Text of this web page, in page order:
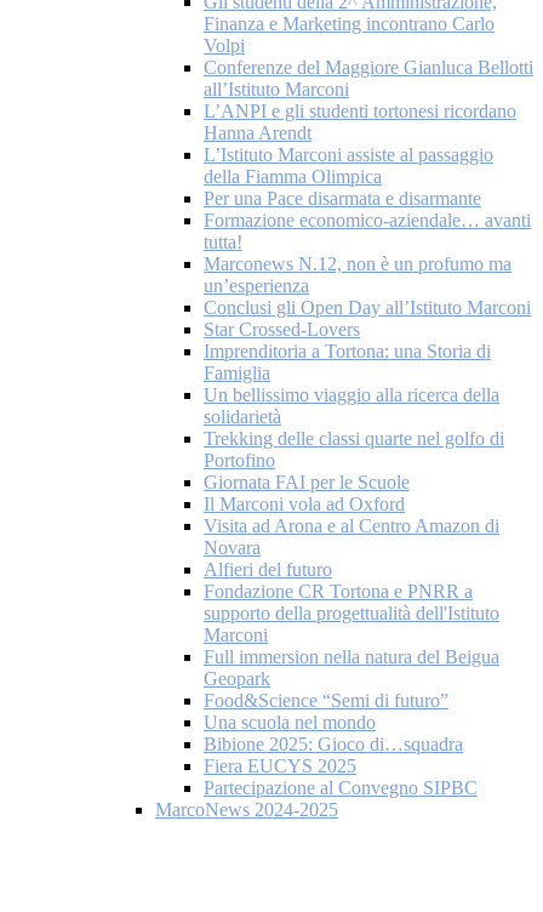
Finanza e Marketing incontrano Carlo
Volpi
Conferenze del Maggiore Gianluca Bellotti
all’Istituto Marconi
L’ANPI e gli studenti tortonesi ricordano
Hanna Arendt
L’Istituto Marconi assiste al passaggio
della Fiamma Olimpica
Per una Pace disarmata e disarmante
Formazione economico-aziendale… avanti
tutta!
Marconews N.12, non è un profumo ma
un’esperienza
Conclusi gli Open Day all’Istituto Marconi
Star Crossed-Lovers
Imprenditoria a Tortona: una Storia di
Famiglia
Un bellissimo viaggio alla ricerca della
solidarietà
Trekking delle classi quarte nel golfo di
Portofino
Giornata FAI per le Scuole
Il Marconi vola ad Oxford
Visita ad Arona e al Centro Amazon di
Novara
Alfieri del futuro
Fondazione CR Tortona e PNRR a
supporto della progettualità dell'Istituto
Marconi
Full immersion nella natura del Beigua
Geopark
Food&Science “Semi di futuro”
Una scuola nel mondo
Bibione 2025: Gioco di…squadra
Fiera EUCYS 2025
Partecipazione al Convegno SIPBC
MarcoNews 2024-2025